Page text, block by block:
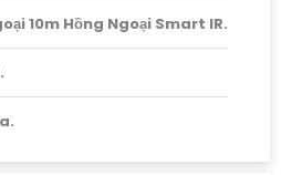
10m Hồng Ngoại Smart IR.